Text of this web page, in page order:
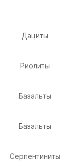
Дациты
Риолиты
Базальты
Базальты
Серпентиниты